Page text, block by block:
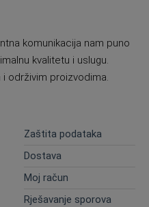
komunikacija nam puno
kvalitetu i uslugu.
i održivim proizvodima.
Zaštita podataka
Dostava
Moj račun
Rješavanje sporova